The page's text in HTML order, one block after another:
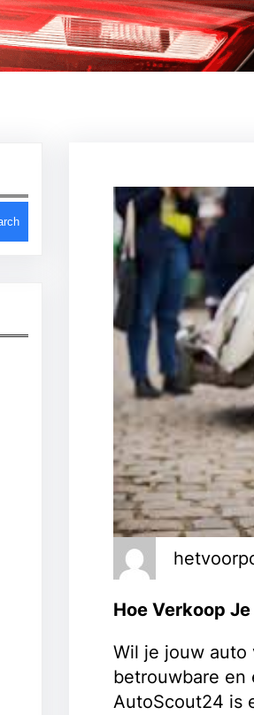
Hoe Verkoop
Wil je jouw auto
betrouwbare en
AutoScout24 is